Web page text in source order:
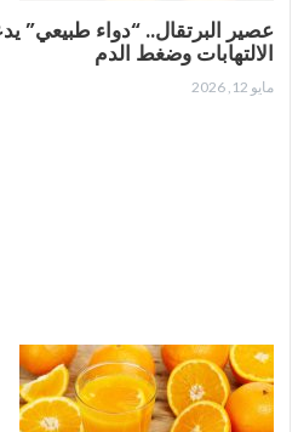
عصير البرتقال.. “دواء طبيعي”
الالتهابات وضغط الدم
مايو 12, 2026